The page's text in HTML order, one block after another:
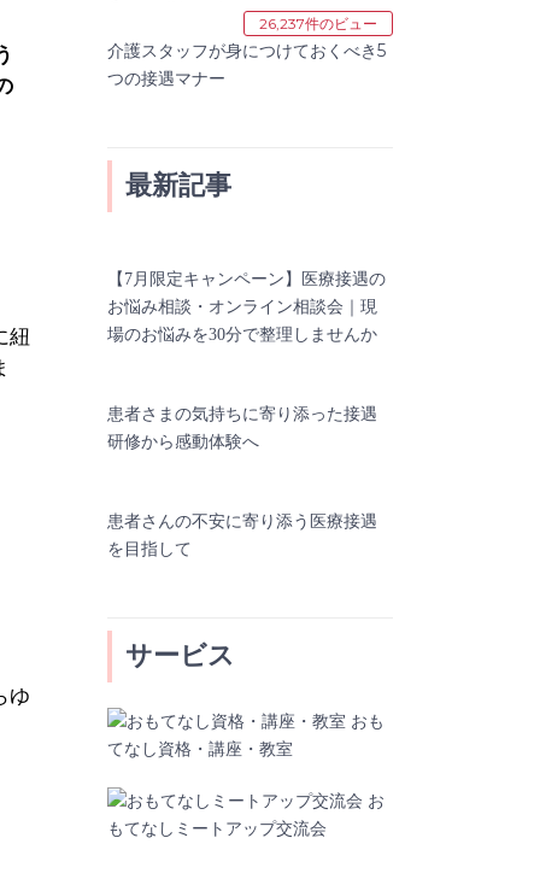
紐
ゆ
26,237件のビュー
介護スタッフが身につけておくべき5
つの接遇マナー
最新記事
【7月限定キャンペーン】医療接遇の
お悩み相談・オンライン相談会｜現
場のお悩みを30分で整理しませんか
患者さまの気持ちに寄り添った接遇
研修から感動体験へ
患者さんの不安に寄り添う医療接遇
を目指して
サービス
おも
てなし資格・講座・教室
お
もてなしミートアップ交流会